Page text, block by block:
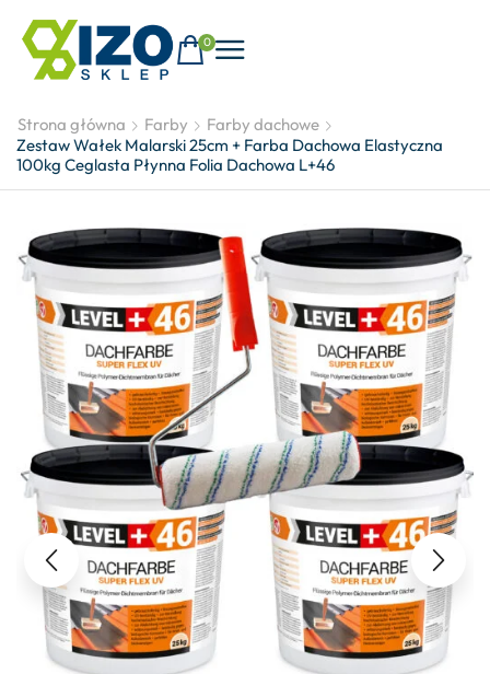
0
Strona główna Farby
Farby dachowe
Zestaw Wałek Malarski 25cm + Farba Dachowa Elastyczna
100kg Ceglasta Płynna Folia Dachowa L+46